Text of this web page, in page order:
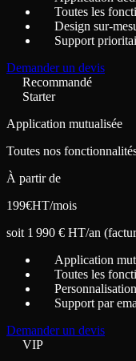
Toutes les
Design sur-
Support
Demander un devis
Recommandé
Starter
Application mutualisée
Toutes nos
À partir de
199€HT/mois
soit 1 990 € HT/an
Application
Toutes les
Support par
Demander un devis
VIP